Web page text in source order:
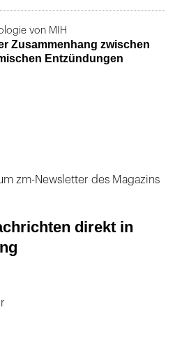
von MIH
Zusammenhang zwischen
Entzündungen
zm-Newsletter des Magazins
direkt in